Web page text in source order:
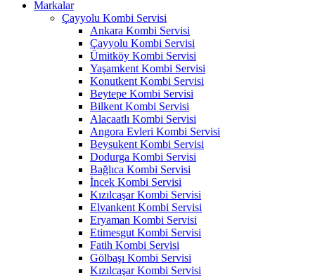
Markalar
Çayyolu Kombi Servisi
Ankara Kombi Servisi
Çayyolu Kombi Servisi
Ümitköy Kombi Servisi
Yaşamkent Kombi Servisi
Konutkent Kombi Servisi
Beytepe Kombi Servisi
Bilkent Kombi Servisi
Alacaatlı Kombi Servisi
Angora Evleri Kombi Servisi
Beysukent Kombi Servisi
Dodurga Kombi Servisi
Bağlıca Kombi Servisi
İncek Kombi Servisi
Kızılcaşar Kombi Servisi
Elvankent Kombi Servisi
Eryaman Kombi Servisi
Etimesgut Kombi Servisi
Fatih Kombi Servisi
Gölbaşı Kombi Servisi
Kızılcaşar Kombi Servisi